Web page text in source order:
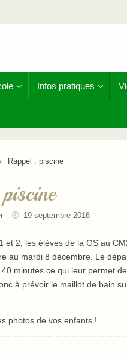
Infos pratiques
Rappel : piscine
19 septembre 2016
et 2, les élèves de la GS au
au mardi 8 décembre. Le
40 minutes ce qui leur permet
à prévoir le maillot de bain
photos de vos enfants !